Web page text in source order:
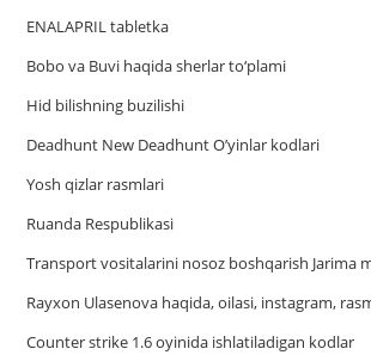
ENALAPRIL tabletka
Bobo va Buvi haqida sherlar to‘plami
Hid bilishning buzilishi
Deadhunt New Deadhunt O’yinlar kodlari
Yosh qizlar rasmlari
Ruanda Respublikasi
Trаnsport vositаlаrini nosoz boshqаrish Jаrimа
Rayxon Ulasenova haqida, oilasi, instagram,
Counter strike 1.6 oyinida ishlatiladigan kodlar